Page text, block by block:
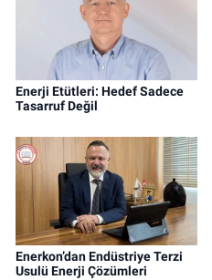
Enerji Etütleri: Hedef Sadece
Tasarruf Değil
Enerkon’dan Endüstriye Terzi
Usulü Enerji Çözümleri